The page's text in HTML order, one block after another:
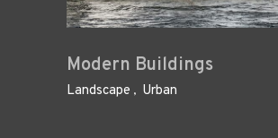
Modern Buildings
Landscape Urban